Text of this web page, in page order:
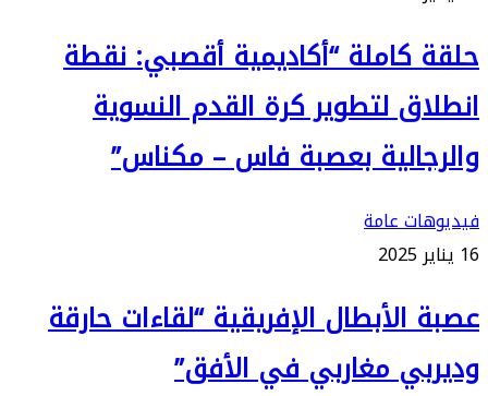
حلقة كاملة “أكاديمية أقصبي: نقطة
انطلاق لتطوير كرة القدم النسوية
والرجالية بعصبة فاس – مكناس”
فيديوهات عامة
16 يناير 2025
عصبة الأبطال الإفريقية “لقاءات حارقة
وديربي مغاربي في الأفق”